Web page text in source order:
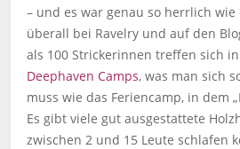
– und es war genau so herrlich
überall bei Ravelry und auf den
als 100 Strickerinnen treffen sich
Deephaven Camps, was man sich
muss wie das Feriencamp, in dem
Es gibt viele gut ausgestattete
zwischen 2 und 15 Leute schlafen